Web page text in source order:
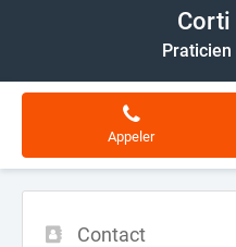
Praticien
Appeler
Contact